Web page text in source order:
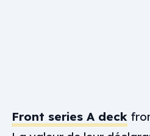
Front series A deck